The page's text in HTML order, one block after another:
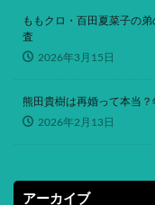
ももクロ・百田夏菜子の
査
2026年3月15日
熊田貴樹は再婚って本当
2026年2月13日
アーカイブ